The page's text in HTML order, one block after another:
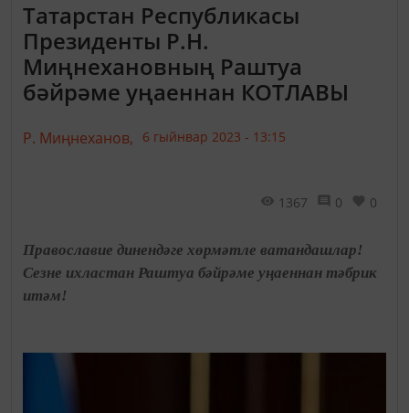
Татарстан Республикасы
Президенты Р.Н.
Миңнехановның Раштуа
бәйрәме уңаеннан КОТЛАВЫ
Р. Миңнеханов, 6 гыйнвар 2023 - 13:15
1367 0 0
Православие динендәге хөрмәтле ватандашлар! ​
Сезне ихластан Раштуа бәйрәме уңаеннан тәбрик
итәм!